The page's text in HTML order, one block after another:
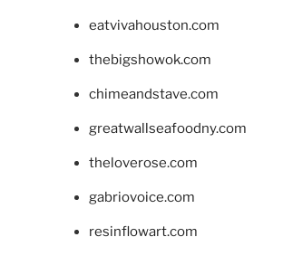
eatvivahouston.com
thebigshowok.com
chimeandstave.com
greatwallseafoodny.com
theloverose.com
gabriovoice.com
resinflowart.com